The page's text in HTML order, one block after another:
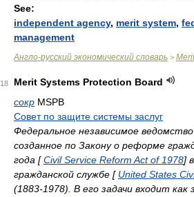
See:
independent agency, merit system,
management
Англо-русский экономический словарь >
18
Merit Systems Protection Board
сокр MSPB
Совет по защите системы заслуг
Федеральное независимое
созданное по Закону о реформе
года [Civil Service Reform Act of 1978]
гражданской службе [ United States
(1883-1978). В его задачи входит